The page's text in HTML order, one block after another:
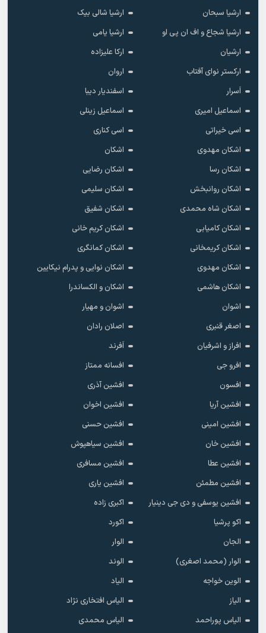
ارشیا سبحان
ارشیا شالی بیک
ارشیا شجاع و اف ان پی او
ارشیا یامی
ارشیان
ارکا علیزاده
ارکستر نوای آفتاب
اروان
اَسرار
اسفندیار دیبا
اسماعیل امیری
اسماعیل زینلی
اسی خیراتی
اسی کناری
اشکان مهدوى
اشکان
اشکان رسا
اشکان رضایی
اشکان روانبخش
اشکان سلیمی
اشکان شاه محمدی
اشکان شفیق
اشکان کامیابی
اشکان کریم خانی
اشکان کریمخانی
اشکان کمانگری
اشکان مهدوی
اشکان نوایی و پدرام نیکایین
اشکان هاشمی
اشکان و الکساندرا
اشوان
اشوان و مهیار
اصغر قنبری
اصلان رادان
افراز و اشرفیان
اَفرند
افرو جی
افسانه ممتاز
افسون
افشین آذری
افشین آریا
افشین اخوان
افشین امینی
افشین حسنی
افشین خان
افشین سیاهپوش
افشین عطا
افشین مسافری
افشین مطمئن
افشین یاری
افشین یوسفی و دی جی دینیار
اکبری زاده
اکو پرشیا
اکورد
الجان
الوار
الوار (محمد اصغری)
الوند
الوین خواجه
الیاد
الیاز
الیاس افتخاری نژاد
الیاس پوراحمد
الیاس محمدی